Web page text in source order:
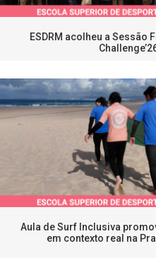
ESDRM acolheu a Sessão
Aula de Surf Inclusiva
em contexto real na